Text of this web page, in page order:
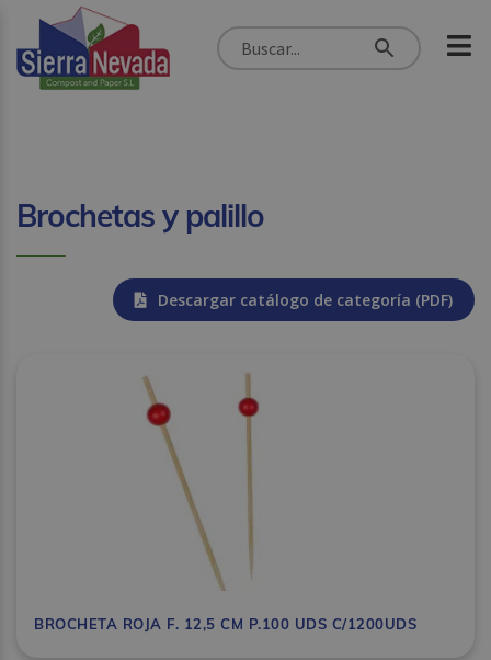
Brochetas y palillo
Descargar catálogo de categoría (PDF)
BROCHETA ROJA F. 12,5 CM P.100 UDS C/1200UDS